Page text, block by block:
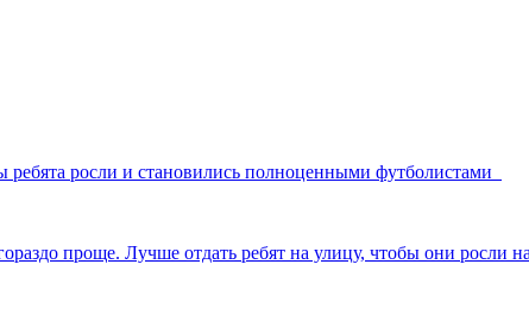
росли и становились полноценными футболистами
проще. Лучше отдать ребят на улицу, чтобы они росли